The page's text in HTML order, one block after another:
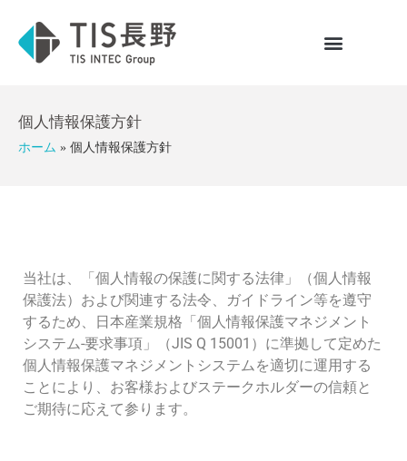
個人情報保護方針
ホーム » 個人情報保護方針
当社は、「個人情報の保護に関する法律」（個人情報
保護法）および関連する法令、ガイドライン等を遵守
するため、日本産業規格「個人情報保護マネジメント
システム-要求事項」（JIS Q 15001）に準拠して定めた
個人情報保護マネジメントシステムを適切に運用する
ことにより、お客様およびステークホルダーの信頼と
ご期待に応えて参ります。